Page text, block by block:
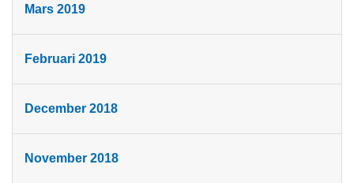
Mars 2019
Februari 2019
December 2018
November 2018